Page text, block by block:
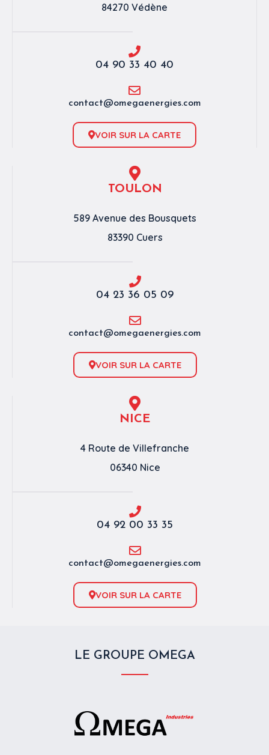
84270 Védène
04 90 33 40 40
contact@omegaenergies.com
VOIR SUR LA CARTE
TOULON
589 Avenue des Bousquets
83390 Cuers
04 23 36 05 09
contact@omegaenergies.com
VOIR SUR LA CARTE
NICE
4 Route de Villefranche
06340 Nice
04 92 00 33 35
contact@omegaenergies.com
VOIR SUR LA CARTE
LE GROUPE OMEGA